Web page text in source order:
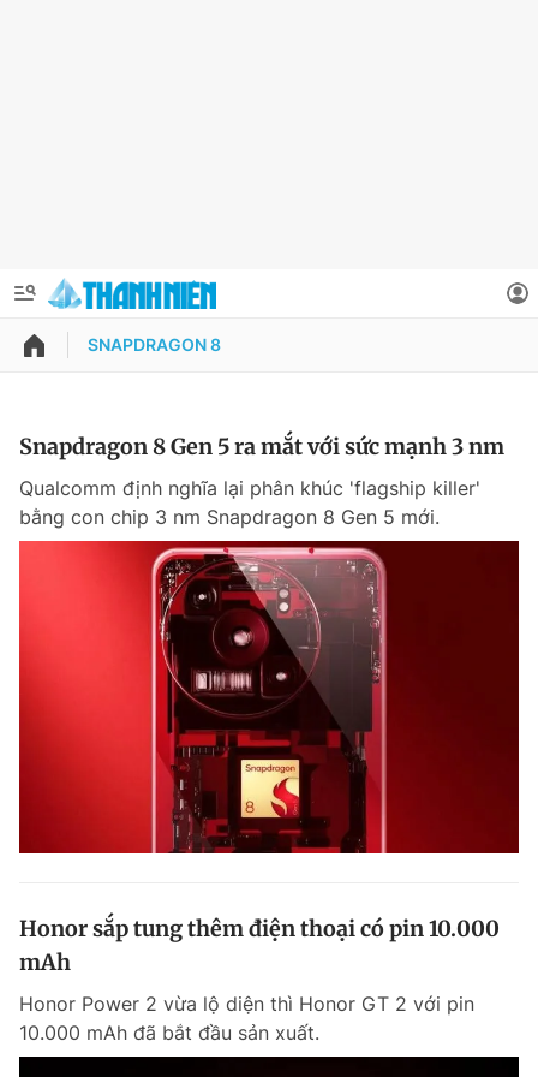
QUẢNG CÁO
Chuyên mục
Chuyên mục khác
Chào ngày mới Tin 24h
Tin 360
Magazine
Sản phẩm khác
Thông tin tài khoản
Đổi mật khẩu
Tin đã lưu
SNAPDRAGON 8
Snapdragon 8 Gen 5 ra mắt với sức mạnh 3 nm
Qualcomm định nghĩa lại phân khúc 'flagship killer'
bằng con chip 3 nm Snapdragon 8 Gen 5 mới.
Honor sắp tung thêm điện thoại có pin 10.000
mAh
Honor Power 2 vừa lộ diện thì Honor GT 2 với pin
10.000 mAh đã bắt đầu sản xuất.